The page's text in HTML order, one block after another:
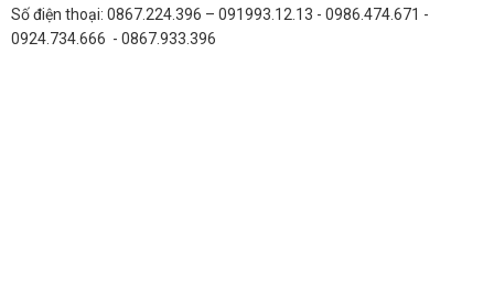
Số điện thoại: 0867.224.396 – 091993.12.13 - 0986.474.671 -
0924.734.666 - 0867.933.396